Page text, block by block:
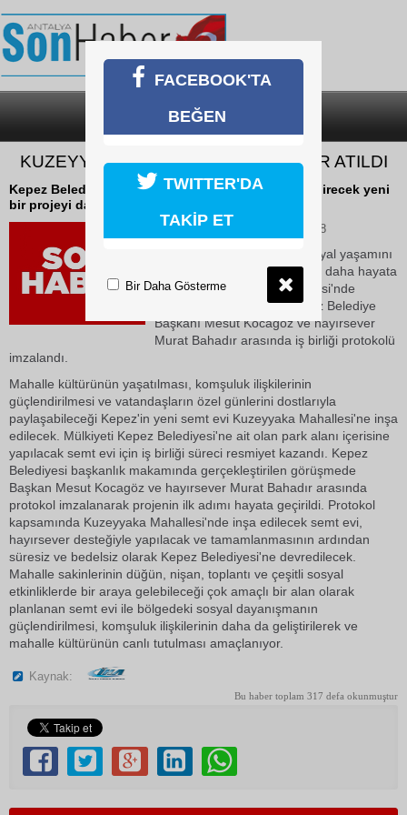
SON DAKİKA
KUZEYYAKA SEMT EVİ İÇİN İMZALAR ATILDI
Kepez Belediyesi, ilçenin sosyal yaşamını güçlendirecek yeni
bir projeyi daha hayata geçiriyor.
08 Haziran 2026 Pazartesi 16:28
Kepez Belediyesi, ilçenin sosyal yaşamını
güçlendirecek yeni bir projeyi daha hayata
geçiriyor. Kuzeyyaka Mahallesi'nde
yapılacak semt evi için Kepez Belediye
Başkanı Mesut Kocagöz ve hayırsever
Murat Bahadır arasında iş birliği protokolü
imzalandı.
Mahalle kültürünün yaşatılması, komşuluk ilişkilerinin
güçlendirilmesi ve vatandaşların özel günlerini dostlarıyla
paylaşabileceği Kepez'in yeni semt evi Kuzeyyaka Mahallesi'ne inşa
edilecek. Mülkiyeti Kepez Belediyesi'ne ait olan park alanı içerisine
yapılacak semt evi için iş birliği süreci resmiyet kazandı. Kepez
Belediyesi başkanlık makamında gerçekleştirilen görüşmede
Başkan Mesut Kocagöz ve hayırsever Murat Bahadır arasında
protokol imzalanarak projenin ilk adımı hayata geçirildi. Protokol
kapsamında Kuzeyyaka Mahallesi'nde inşa edilecek semt evi,
hayırsever desteğiyle yapılacak ve tamamlanmasının ardından
süresiz ve bedelsiz olarak Kepez Belediyesi'ne devredilecek.
Mahalle sakinlerinin düğün, nişan, toplantı ve çeşitli sosyal
etkinliklerde bir araya gelebileceği çok amaçlı bir alan olarak
planlanan semt evi ile bölgedeki sosyal dayanışmanın
güçlendirilmesi, komşuluk ilişkilerinin daha da geliştirilerek ve
mahalle kültürünün canlı tutulması amaçlanıyor.
Kaynak:
Bu haber toplam 317 defa okunmuştur
FACEBOOK'TA
BEĞEN
TWITTER'DA
TAKİP ET
Bir Daha Gösterme